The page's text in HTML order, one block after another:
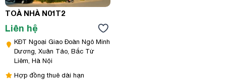
TOÀ NHÀ N01T2
Liên hệ
KĐT Ngoại Giao Đoàn Ngô Minh
Dương, Xuân Tảo, Bắc Từ
Liêm, Hà Nội
Hợp đồng thuê dài hạn